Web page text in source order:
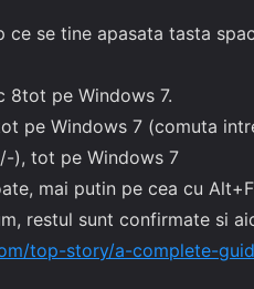
ce se tine apasata tasta
8tot pe Windows 7.
pe Windows 7 (comuta
), tot pe Windows 7
mai putin pe cea cu
restul sunt confirmate si
top-story/a-complete-